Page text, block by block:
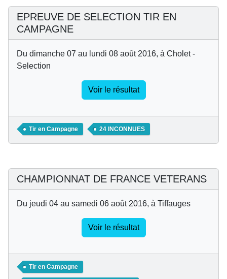
EPREUVE DE SELECTION TIR EN
CAMPAGNE
Du dimanche 07 au lundi 08 août 2016, à Cholet -
Selection
Voir le résultat
Tir en Campagne 24 INCONNUES
CHAMPIONNAT DE FRANCE VETERANS
Du jeudi 04 au samedi 06 août 2016, à Tiffauges
Voir le résultat
Tir en Campagne